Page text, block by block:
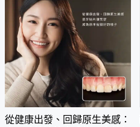
從健康出發、回歸原生美感：